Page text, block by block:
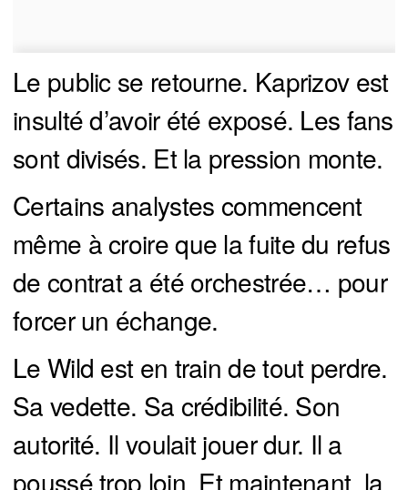
Le public se retourne. Kaprizov est
insulté d’avoir été exposé. Les fans
sont divisés. Et la pression monte.
Certains analystes commencent
même à croire que la fuite du refus
de contrat a été orchestrée… pour
forcer un échange.
Le Wild est en train de tout perdre.
Sa vedette. Sa crédibilité. Son
autorité. Il voulait jouer dur. Il a
poussé trop loin. Et maintenant, la